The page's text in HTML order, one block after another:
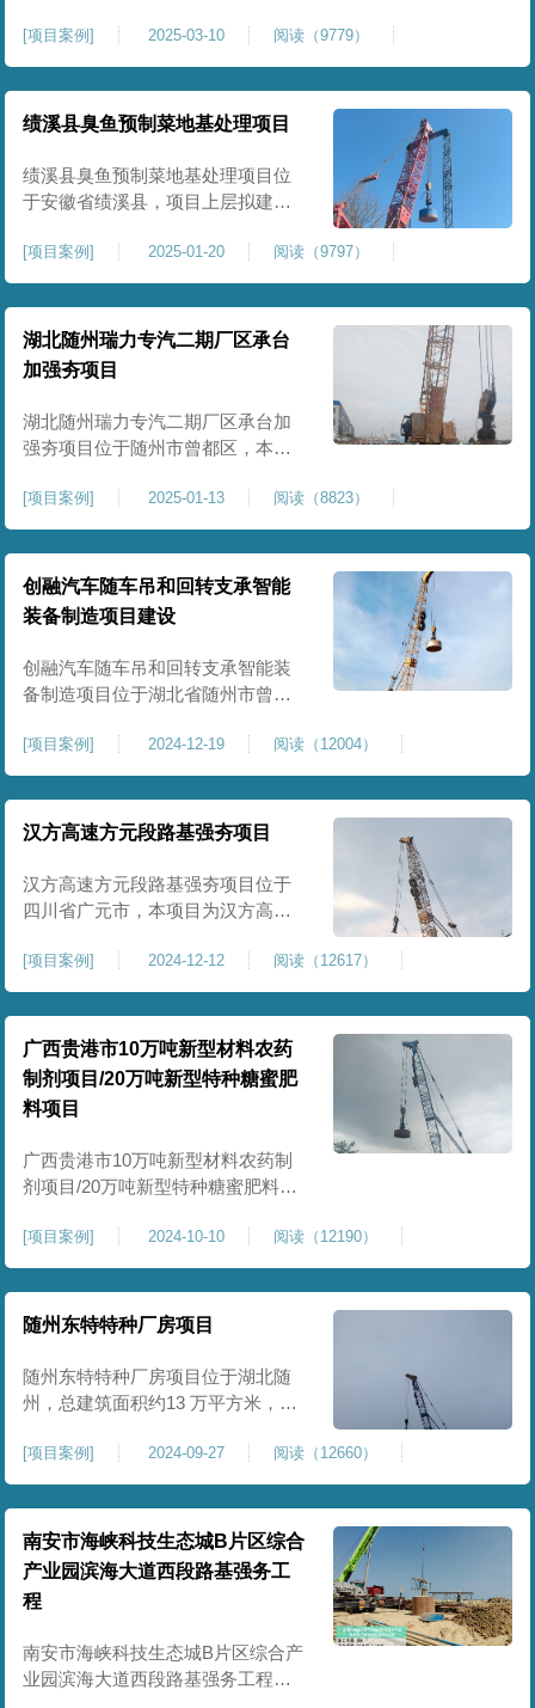
形成，回填完成，强夯施工一次，
极大考验我司与土方单位交叉施工
能力。每标段强夯施工完成，现场
工程师组织三方验收一次，确认工
施工质量，确保工程整体质量。在
施工过程中我司严格按照设计规范
[项目案例] 2025-03-10 阅读（9779）
绩溪县臭鱼预制菜地基处理项目
绩溪县臭鱼预制菜地基处理项目位
于安徽省绩溪县，项目上层拟建生
米。本项目场地后续使用要求较
高，设计拟采用大夯击能进行场地
地基加固处理，我司配备FW5000A
大型强夯机一台，并配备28m龙门架
一幅辅助高能级强夯施工，配备
85T，直径为2m，高度为2.2m的柱
锤一个，柱锤接地面积更小，强夯
穿透
[项目案例] 2025-01-20 阅读（9797）
湖北随州瑞力专汽二期厂区承台
加强夯项目
湖北随州瑞力专汽二期厂区承台加
强夯项目位于随州市曾都区，本项
要求采用强夯置换工艺进行加固处
理，要求经处理深度不小于8米，地
基承载力不小于180Kpa，该项目场
地周边已有建筑物，且本项目采用
夯击能较大，夯击次数较多，为确
保场地临近建筑物安全性，我司在
临近建筑物的场地界限开挖减震沟
[项目案例] 2025-01-13 阅读（8823）
创融汽车随车吊和回转支承智能
装备制造项目建设
创融汽车随车吊和回转支承智能装
备制造项目位于湖北省随州市曾都
套设置，本次对主要对项目生产车
间区域进行强夯施工，面积约为
20000平方米，要求经强夯后地基承
载力不低于140Kpa。康尚强夯公司
场，设备型号为ZRYG3500C，施工
作业人员按照设计严格施工。
[项目案例] 2024-12-19 阅读（12004）
汉方高速方元段路基强夯项目
汉方高速方元段路基强夯项目位于
四川省广元市，本项目为汉方高速
240000平方米，施工周期长，待路
基回填达到设计标高后，强夯施工
一次。我司于土方单位交叉作业。
康尚强夯公司于2024年10月20日安
排设备人员进场，按照图纸设计施
工。
[项目案例] 2024-12-12 阅读（12617）
广西贵港市10万吨新型材料农药
制剂项目/20万吨新型特种糖蜜肥
料项目
广西贵港市10万吨新型材料农药制
剂项目/20万吨新型特种糖蜜肥料项
期施工，一期为10万吨新型材料农
药制剂项目施工，二期为20万吨新
型特种糖蜜肥料项目，两期项目都
采用基础承台加强夯和普通强夯施
使用要求，单独对基础承台位置地
基进行置换加强夯，其他区域采用
[项目案例] 2024-10-10 阅读（12190）
随州东特特种厂房项目
随州东特特种厂房项目位于湖北随
州，总建筑面积约13 万平方米，为
载力与均匀性要求严苛。项目于
2024 年 9 月正式开工，地基处理采
用高能级强夯施工工艺，通过大吨
位重锤动力固结，全面提升场地密
实度与承载性能，满足重载车间、
设备基础与行车轨道的长期稳定运
行要求。项目严格遵循强夯地基处
[项目案例] 2024-09-27 阅读（12660）
南安市海峡科技生态城B片区综合
产业园滨海大道西段路基强务工
程
南安市海峡科技生态城B片区综合产
业园滨海大道西段路基强务工程位